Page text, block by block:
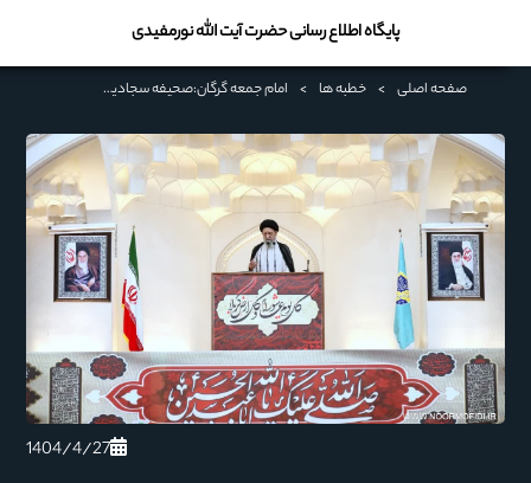
پایگاه اطلاع رسانی حضرت آیت الله نورمفیدی
صفحه اصلی > خطبه ها > امام جمعه گرگان:صحیفه سجادیه احیاگر معنویت فراموش شده در جامعه اسلامی است
1404/4/27